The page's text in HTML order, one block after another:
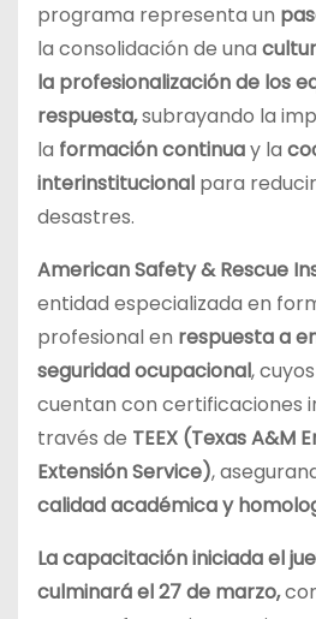
programa representa un
la consolidación de una
la profesionalización de los
respuesta,subrayando la
la formación continuay la
interinstitucional para
desastres.
American Safety & Rescue
entidad especializada en
profesional en respuesta a
seguridad ocupacional,
cuentan con certificaciones
través de TEEX (Texas A&M
Extensión Service),
calidad académica y
La capacitación iniciada el
culminará el 27 de marzo,